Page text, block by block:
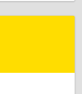
р-н,